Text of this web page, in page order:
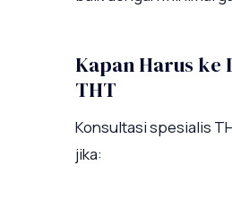
Kapan Harus ke
THT
Konsultasi spesialis
jika: